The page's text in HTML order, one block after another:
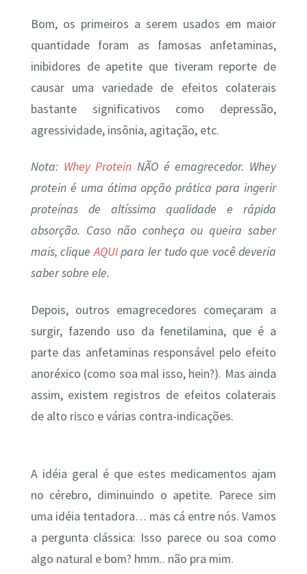
Bom, os primeiros a serem usados em maior
quantidade foram as famosas anfetaminas,
inibidores de apetite que tiveram reporte de
causar uma variedade de efeitos colaterais
bastante significativos como depressão,
agressividade, insônia, agitação, etc.
Nota: Whey Protein NÃO é emagrecedor. Whey
protein é uma ótima opção prática para ingerir
proteínas de altíssima qualidade e rápida
absorção. Caso não conheça ou queira saber
mais, cliqueAQUIpara ler tudo que você deveria
saber sobre ele.
Depois, outros emagrecedores começaram a
surgir, fazendo uso da fenetilamina, que é a
parte das anfetaminas responsável pelo efeito
anoréxico (como soa mal isso, hein?). Mas ainda
assim, existem registros de efeitos colaterais
de alto risco e várias contra-indicações.
A idéia geral é que estes medicamentos ajam
no cérebro, diminuindo o apetite. Parece sim
uma idéia tentadora… mas cá entre nós. Vamos
a pergunta clássica: Isso parece ou soa como
algo natural e bom? hmm.. não pra mim.